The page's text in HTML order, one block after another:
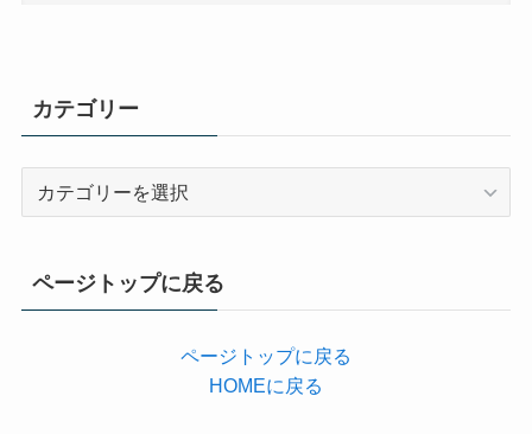
カテゴリー
ページトップに戻る
ページトップに戻る
HOMEに戻る